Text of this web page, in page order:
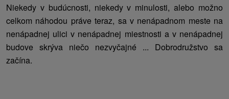
Niekedy v budúcnosti, niekedy v minulosti, alebo možno
celkom náhodou práve teraz, sa v nenápadnom meste na
nenápadnej ulici v nenápadnej miestnosti a v nenápadnej
budove skrýva niečo nezvyčajné ... Dobrodružstvo sa
začína.